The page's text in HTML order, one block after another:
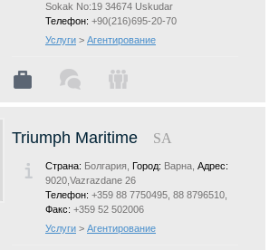
Sokak No:19 34674 Uskudar
Телефон: +90(216)695-20-70
Услуги > Агентирование
Triumph Maritime SA
Страна: Болгария, Город: Варна, Адрес:
9020,Vazrazdane 26
Телефон: +359 88 7750495, 88 8796510,
Факс: +359 52 502006
Услуги > Агентирование